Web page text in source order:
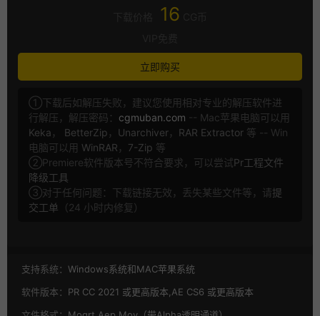
16
立即购买
①下载后如解压失败，建议您使用相对专业的解压软件进
行解压，解压密码： cgmuban.com -- Mac苹果电脑可以用
Keka ， BetterZip ， Unarchiver， RAR Extractor 等 -- Win
电脑可以用 WinRAR ， 7-Zip 等
②Premiere软件版本号不符合要求，可以尝试Pr工程文件
降级工具
③对于任何问题：下载链接无效，丢失某些文件等，请提
交工单 （24 小时内修复）
支持系统： Windows系统和MAC苹果系统
软件版本： PR CC 2021 或更高版本,AE CS6 或更高版本